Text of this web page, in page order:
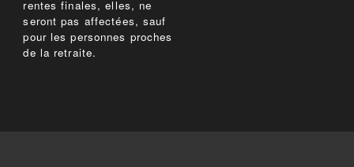
rentes finales, elles, ne
seront pas affectées, sauf
pour les personnes proches
de la retraite.